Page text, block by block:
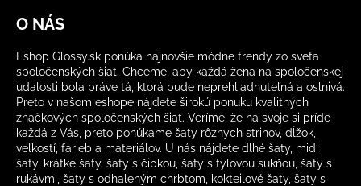
O NÁS
Eshop Glossy.sk ponúka najnovšie módne trendy zo sveta
spoločenských šiat. Chceme, aby každá žena na spoločenskej
udalosti bola práve tá, ktorá bude neprehliadnuteľná a oslnivá.
Preto v našom eshope nájdete širokú ponuku kvalitných
značkových spoločenských šiat. Veríme, že na svoje si príde
každá z Vás, preto ponúkame šaty rôznych strihov, dĺžok,
veľkostí, farieb a materiálov. U nás nájdete dlhé šaty, midi
šaty, krátke šaty, šaty s čipkou, šaty s tylovou sukňou, šaty s
rukávmi, šaty s odhaleným chrbtom, kokteilové šaty, šaty s